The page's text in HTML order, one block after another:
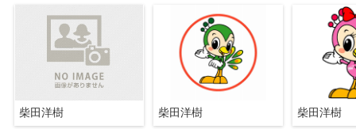
柴田洋樹 柴田洋樹 柴田洋樹